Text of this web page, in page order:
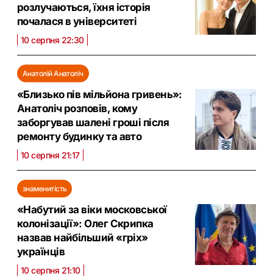
розлучаються, їхня історія
почалася в університеті
10 серпня 22:30
Анатолій Анатоліч
«Близько пів мільйона гривень»:
Анатоліч розповів, кому
заборгував шалені гроші після
ремонту будинку та авто
10 серпня 21:17
знаменитість
«Набутий за віки московської
колонізації»: Олег Скрипка
назвав найбільший «гріх»
українців
10 серпня 21:10